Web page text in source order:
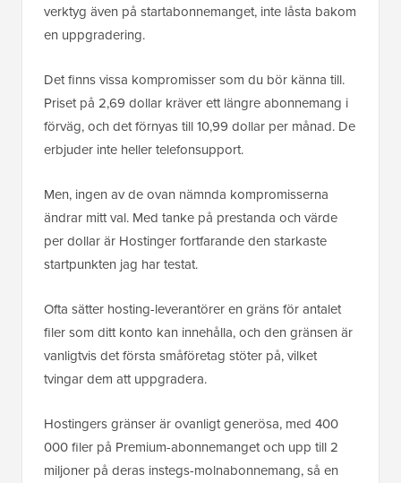
verktyg även på startabonnemanget, inte låsta bakom
en uppgradering.
Det finns vissa kompromisser som du bör känna till.
Priset på 2,69 dollar kräver ett längre abonnemang i
förväg, och det förnyas till 10,99 dollar per månad. De
erbjuder inte heller telefonsupport.
Men, ingen av de ovan nämnda kompromisserna
ändrar mitt val. Med tanke på prestanda och värde
per dollar är Hostinger fortfarande den starkaste
startpunkten jag har testat.
Ofta sätter hosting-leverantörer en gräns för antalet
filer som ditt konto kan innehålla, och den gränsen är
vanligtvis det första småföretag stöter på, vilket
tvingar dem att uppgradera.
Hostingers gränser är ovanligt generösa, med 400
000 filer på Premium-abonnemanget och upp till 2
miljoner på deras instegs-molnabonnemang, så en